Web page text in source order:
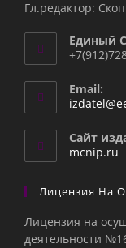
Гл.редактор:
Единый
Email:
Сайт
mcnip.ru
Лицензия На
Лицензия на
деятельности